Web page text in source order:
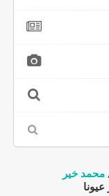
محمد خير